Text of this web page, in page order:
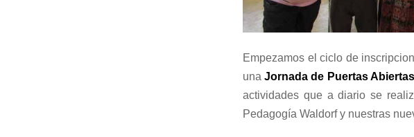
Empezamos el ciclo de
unaJornada de Puertas Abiertas
actividades que a diario se
Pedagogía Waldorf y nuestras